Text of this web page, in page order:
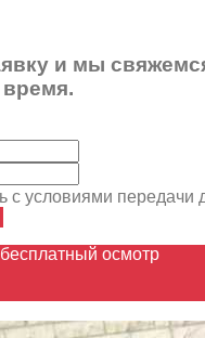
и мы
с условиями передачи
осмотр